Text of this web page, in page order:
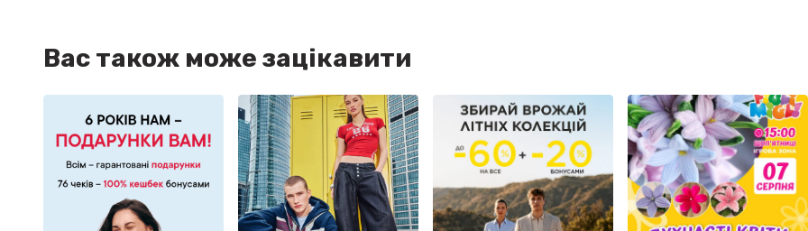
Вас також може зацікавити